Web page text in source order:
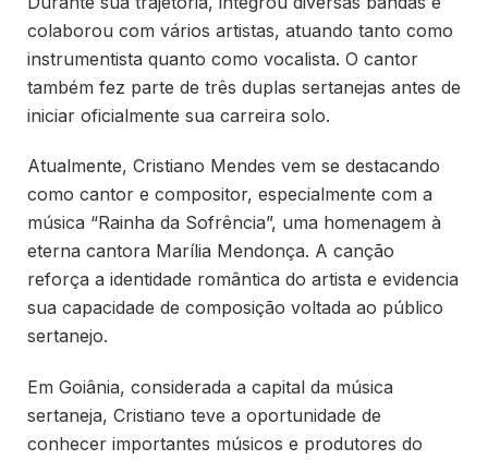
colaborou com vários artistas, atuando tanto como
instrumentista quanto como vocalista. O cantor
também fez parte de três duplas sertanejas antes de
iniciar oficialmente sua carreira solo.
Atualmente, Cristiano Mendes vem se destacando
como cantor e compositor, especialmente com a
música “Rainha da Sofrência”, uma homenagem à
eterna cantora Marília Mendonça. A canção
reforça a identidade romântica do artista e evidencia
sua capacidade de composição voltada ao público
sertanejo.
Em Goiânia, considerada a capital da música
sertaneja, Cristiano teve a oportunidade de
conhecer importantes músicos e produtores do